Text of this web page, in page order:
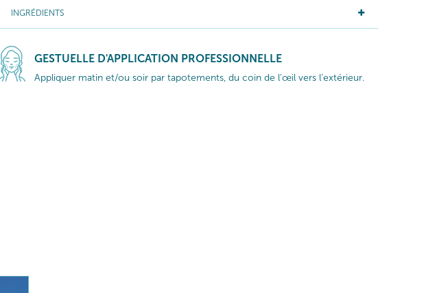
INGRÉDIENTS
GESTUELLE D'APPLICATION PROFESSIONNELLE
Appliquer matin et/ou soir par tapotements, du coin de l’œil vers l’extérieur.